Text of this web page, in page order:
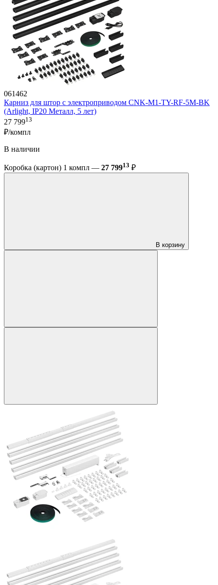
061462
Карниз для штор с электроприводом CNK-M1-TY-RF-5M-BK
(Arlight, IP20 Металл, 5 лет)
27 79913
₽/компл
В наличии
Коробка (картон) 1 компл — 27 79913 ₽
В корзину